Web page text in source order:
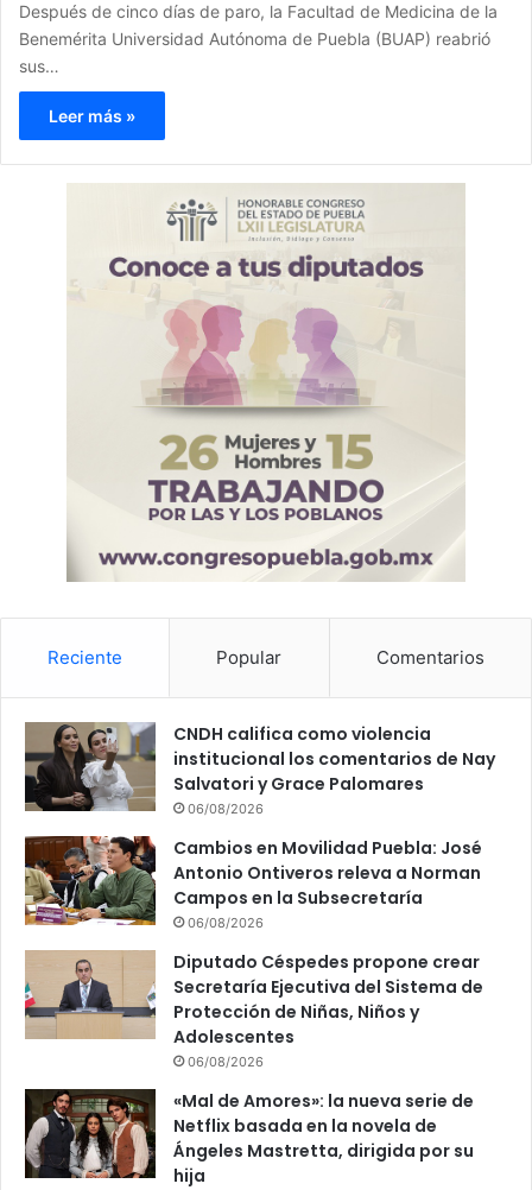
Después de cinco días de paro, la Facultad de Medicina de la
Benemérita Universidad Autónoma de Puebla (BUAP) reabrió
sus…
Leer más »
Reciente Popular Comentarios
CNDH califica como violencia
institucional los comentarios de Nay
Salvatori y Grace Palomares
06/08/2026
Cambios en Movilidad Puebla: José
Antonio Ontiveros releva a Norman
Campos en la Subsecretaría
06/08/2026
Diputado Céspedes propone crear
Secretaría Ejecutiva del Sistema de
Protección de Niñas, Niños y
Adolescentes
06/08/2026
«Mal de Amores»: la nueva serie de
Netflix basada en la novela de
Ángeles Mastretta, dirigida por su
hija